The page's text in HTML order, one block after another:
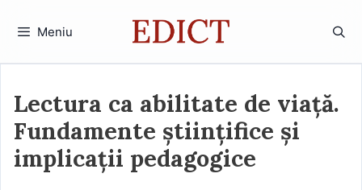
Meniu
Lectura ca abilitate de viață.
Fundamente științifice și
implicații pedagogice